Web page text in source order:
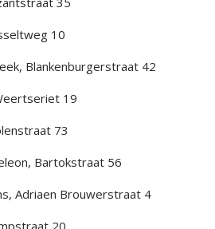
10
Blankenburgerstraat 42
19
73
Bartokstraat 56
Adriaen Brouwerstraat 4
20